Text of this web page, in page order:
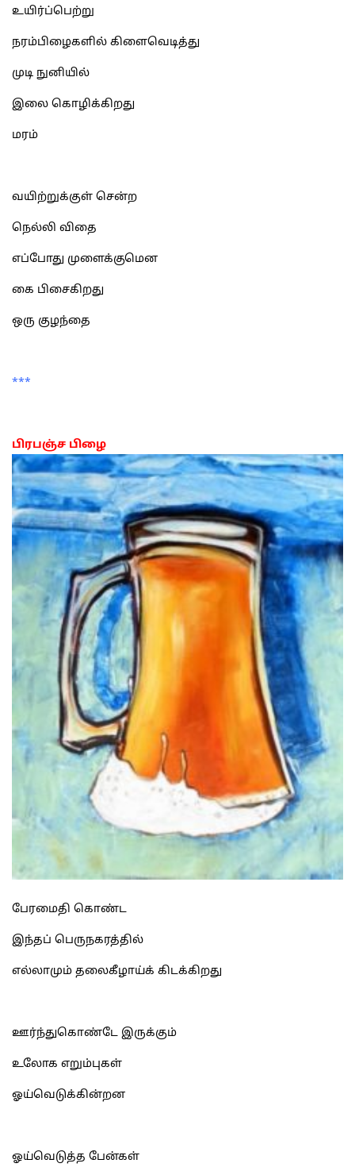
உயிர்ப்பெற்று
நரம்பிழைகளில் கிளைவெடித்து
முடி நுனியில்
இலை கொழிக்கிறது
மரம்
வயிற்றுக்குள் சென்ற
நெல்லி விதை
எப்போது முளைக்குமென
கை பிசைகிறது
ஒரு குழந்தை
***
பிரபஞ்ச பிழை
பேரமைதி கொண்ட
இந்தப் பெருநகரத்தில்
எல்லாமும் தலைகீழாய்க் கிடக்கிறது
ஊர்ந்துகொண்டே இருக்கும்
உலோக எறும்புகள்
ஓய்வெடுக்கின்றன
ஓய்வெடுத்த பேன்கள்